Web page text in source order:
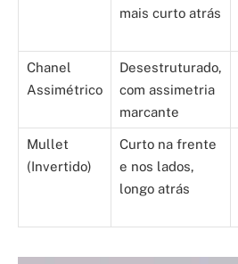
mais curto atrás
Chanel
Assimétrico
Desestruturado,
com assimetria
marcante
Mullet
(Invertido)
Curto na frente
e nos lados,
longo atrás